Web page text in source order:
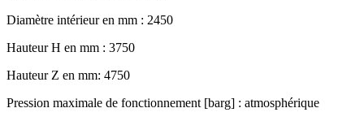
Diamètre intérieur en mm : 2450
Hauteur H en mm : 3750
Hauteur Z en mm: 4750
Pression maximale de fonctionnement [barg] : atmosphérique